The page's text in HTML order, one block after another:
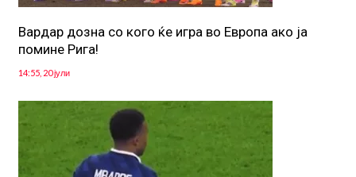
Вардар дозна со кого ќе игра во Европа ако ја
помине Рига!
14:55, 20 јули